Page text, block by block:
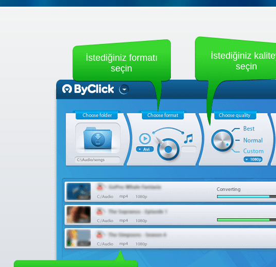
İstediğiniz formatı
seçin
Choose folder Choose format Choose quality
Best
Normal
Custom
Converting
İstediğiniz
seçin